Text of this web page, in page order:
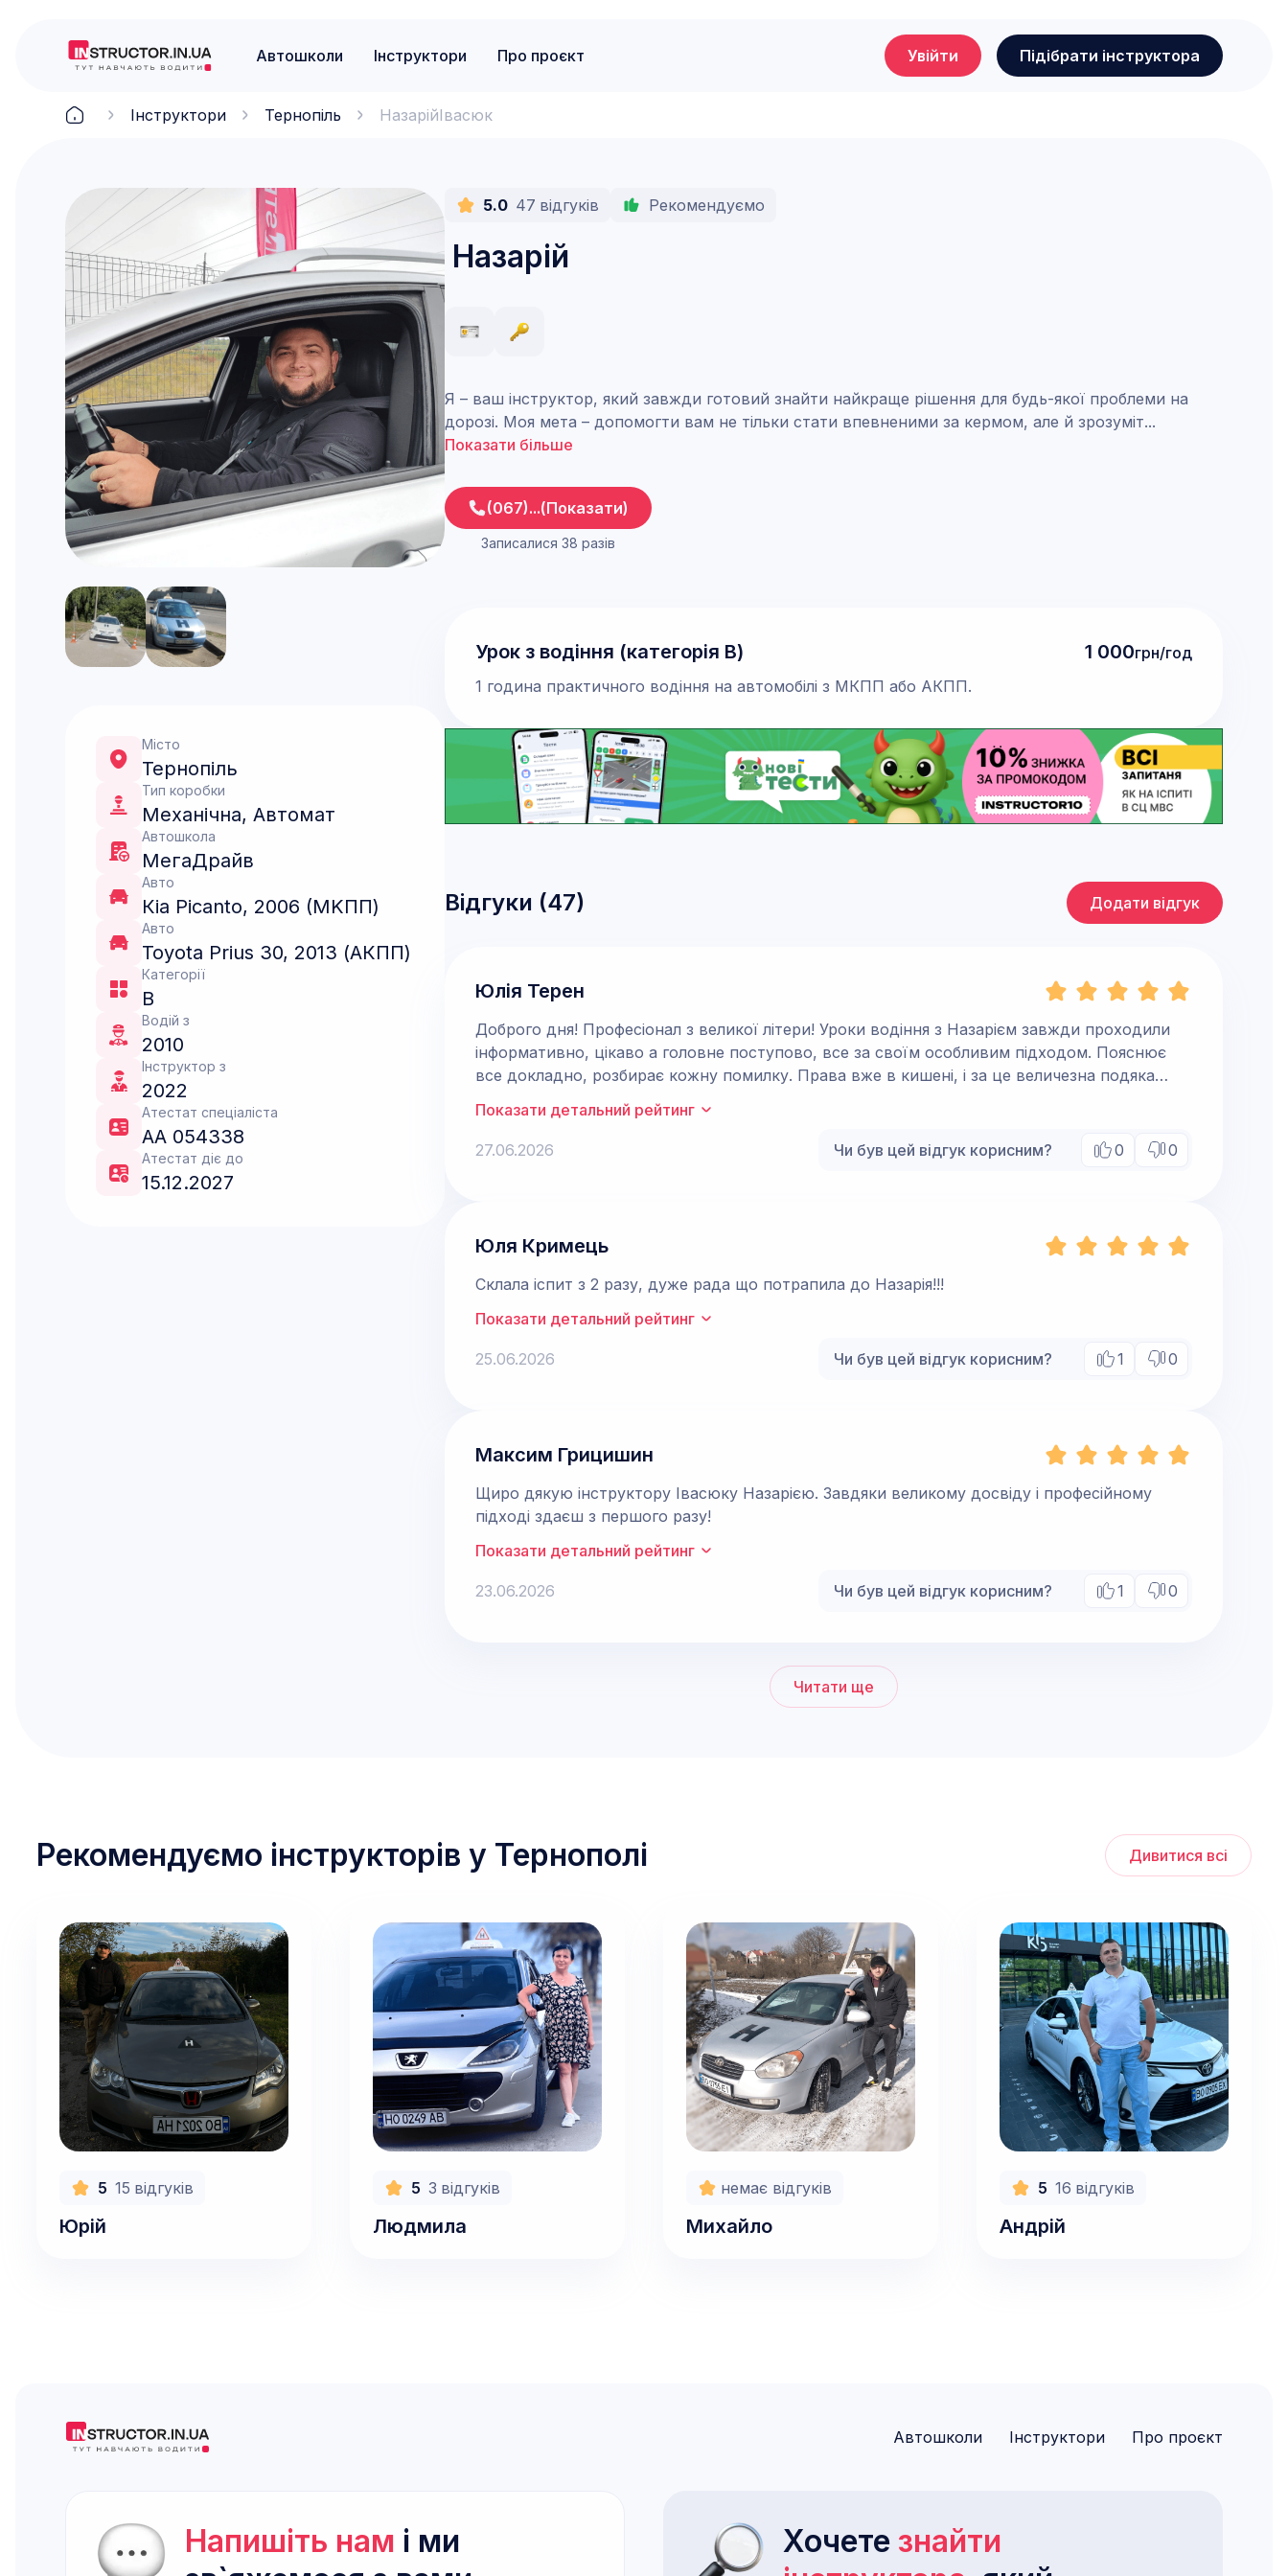
Автошколи Інструктори Про проєкт Увійти Підібрати інструктора
Інструктори Тернопіль НазарійІвасюк
Місто
Тернопіль
Тип коробки
Механічна, Автомат
Автошкола
МегаДрайв
Авто
Кіа Picanto, 2006 (MKПП)
Авто
Toyota Prius 30, 2013 (АКПП)
Категорії
B
Водій з
2010
Інструктор з
2022
Атестат спеціаліста
АА 054338
Атестат діє до
15.12.2027
5.0 47 відгуків Рекомендуємо
Назарій
Я – ваш інструктор, який завжди готовий знайти найкраще рішення для будь-якої проблеми на
дорозі. Моя мета – допомогти вам не тільки стати впевненими за кермом, але й зрозуміт...
Показати більше
(067)...(Показати)
Записалися 38 разів
Урок з водіння (категорія В)
1 година практичного водіння на автомобілі з МКПП або АКПП.
1 000грн/год
Відгуки (47) Додати відгук
Юлія Терен
Доброго дня! Професіонал з великої літери! Уроки водіння з Назарієм завжди проходили
інформативно, цікаво а головне поступово, все за своїм особливим підходом. Пояснює
все докладно, розбирає кожну помилку. Права вже в кишені, і за це величезна подяка
моєму інструктору!
Показати детальний рейтинг
27.06.2026 Чи був цей відгук корисним? 0 0
Юля Кримець
Склала іспит з 2 разу, дуже рада що потрапила до Назарія!!!
Показати детальний рейтинг
25.06.2026 Чи був цей відгук корисним? 1 0
Максим Грицишин
Щиро дякую інструктору Івасюку Назарією. Завдяки великому досвіду і професійному
підході здаєш з першого разу!
Показати детальний рейтинг
23.06.2026 Чи був цей відгук корисним? 1 0
Читати ще
Рекомендуємо інструкторів у Тернополі Дивитися всі
5 15 відгуків
Юрій
5 3 відгуків
Людмила
немає відгуків
Михайло
5 16 відгуків
Андрій
Автошколи Інструктори Про проєкт
Напишіть нам і ми
Хочете знайти